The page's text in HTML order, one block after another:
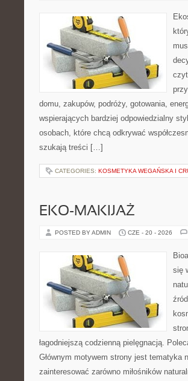
domu, zakupów, podróży, gotowania,
wspierających bardziej odpowiedzialny
osobach, które chcą odkrywać
szukają treści […]
CATEGORIES: KOSMETYKA WEGAŃSKA I
EKO-MAKIJAŻ
POSTED BY ADMIN CZE - 20 - 2026
się
łagodniejszą codzienną pielęgnacją.
Głównym motywem strony jest tematyka
zainteresować zarówno miłośników